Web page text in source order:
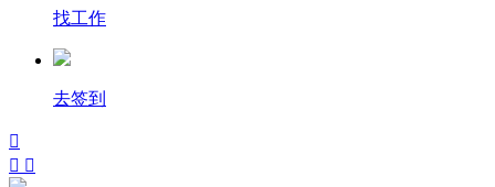
找工作
去签到

 